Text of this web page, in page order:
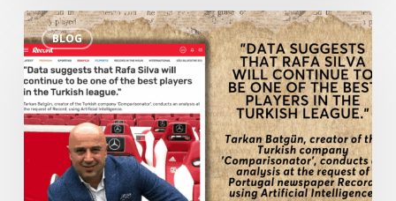
BLOG
Tarkan
Batgün’ün
Portekiz
gazetesi
Record’a
verdiği
röportaj: